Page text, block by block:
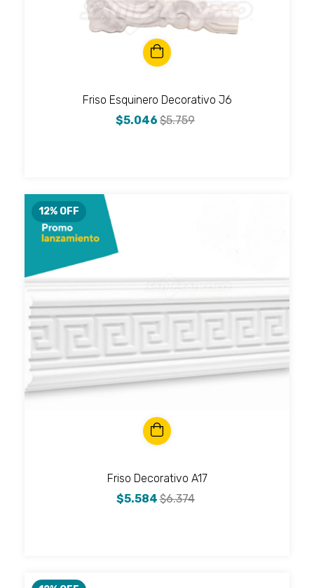
Friso Esquinero Decorativo J6
$5.046 $5.759
12% OFF
Friso Decorativo A17
$5.584$6.374